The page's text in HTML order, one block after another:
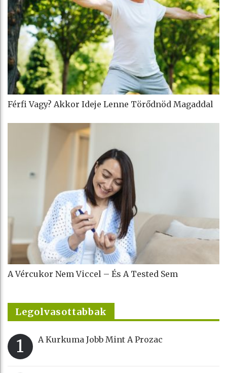
Férfi Vagy? Akkor Ideje Lenne Törődnöd Magaddal
A Vércukor Nem Viccel – És A Tested Sem
Legolvasottabbak
1 A Kurkuma Jobb Mint A Prozac